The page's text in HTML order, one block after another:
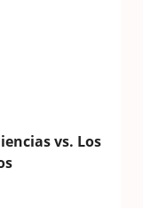
vs. Los